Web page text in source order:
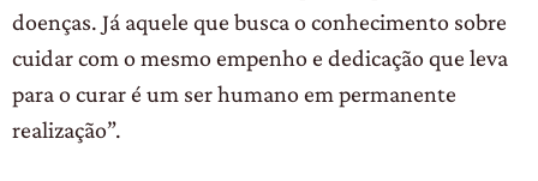
doenças. Já aquele que busca o conhecimento sobre
cuidar com o mesmo empenho e dedicação que leva
para o curar é um ser humano em permanente
realização”.